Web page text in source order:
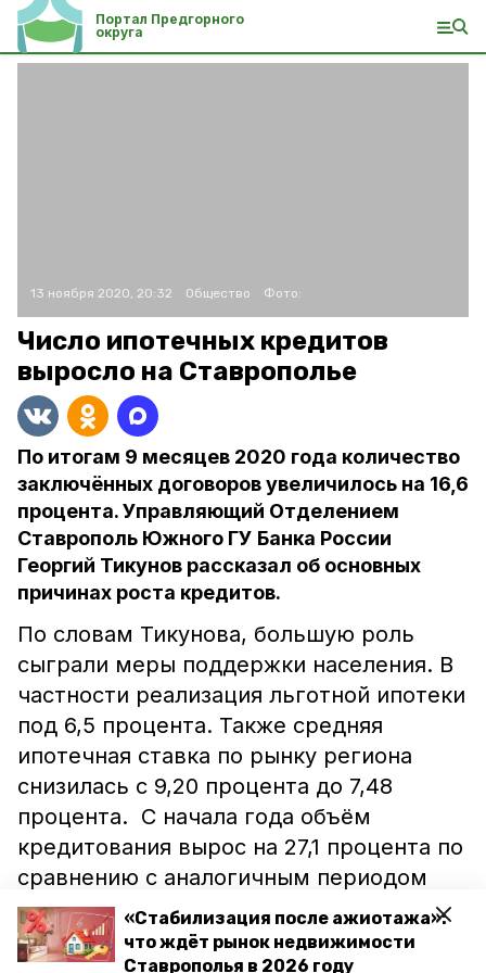
«Стабилизация после ажиотажа»:
что ждёт рынок недвижимости
Ставрополья в 2026 году
Портал Предгорного
округа
13 ноября 2020, 20:32 Общество Фото:
Число ипотечных кредитов
выросло на Ставрополье
По итогам 9 месяцев 2020 года количество
заключённых договоров увеличилось на 16,6
процента. Управляющий Отделением
Ставрополь Южного ГУ Банка России
Георгий Тикунов рассказал об основных
причинах роста кредитов.
По словам Тикунова, большую роль
сыграли меры поддержки населения. В
частности реализация льготной ипотеки
под 6,5 процента. Также средняя
ипотечная ставка по рынку региона
снизилась с 9,20 процента до 7,48
процента. С начала года объём
кредитования вырос на 27,1 процента по
сравнению с аналогичным периодом
прошлого года. За это время банки
выдали 15 тысяч ипотечных кредитов на